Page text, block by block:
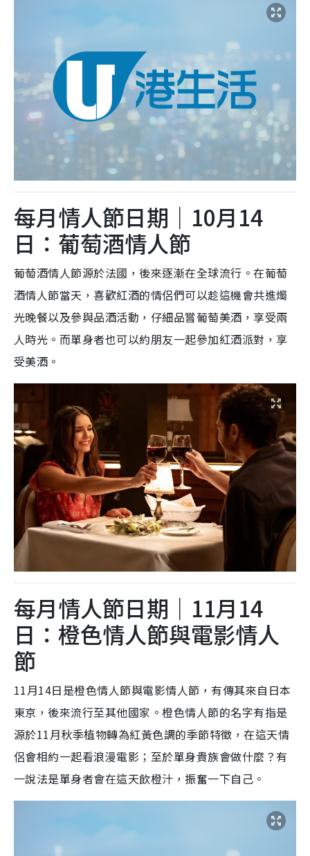
每月情人節日期｜10月14
日：葡萄酒情人節
葡萄酒情人節源於法國，後來逐漸在全球流行。在葡萄
酒情人節當天，喜歡紅酒的情侶們可以趁這機會共進燭
光晚餐以及參與品酒活動，仔細品嘗葡萄美酒，享受兩
人時光。而單身者也可以約朋友一起參加紅酒派對，享
受美酒。
每月情人節日期｜11月14
日：橙色情人節與電影情人
節
11月14日是橙色情人節與電影情人節，有傳其來自日本
東京，後來流行至其他國家。橙色情人節的名字有指是
源於11月秋季植物轉為紅黃色調的季節特徵，在這天情
侶會相約一起看浪漫電影；至於單身貴族會做什麼？有
一說法是單身者會在這天飲橙汁，振奮一下自己。